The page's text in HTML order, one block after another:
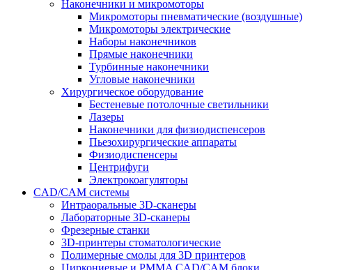
Наконечники и микромоторы
Микромоторы пневматические (воздушные)
Микромоторы электрические
Наборы наконечников
Прямые наконечники
Турбинные наконечники
Угловые наконечники
Хирургическое оборудование
Бестеневые потолочные светильники
Лазеры
Наконечники для физиодиспенсеров
Пьезохирургические аппараты
Физиодиспенсеры
Центрифуги
Электрокоагуляторы
CAD/CAM системы
Интраоральные 3D-сканеры
Лабораторные 3D-сканеры
Фрезерные станки
3D-принтеры стоматологические
Полимерные смолы для 3D принтеров